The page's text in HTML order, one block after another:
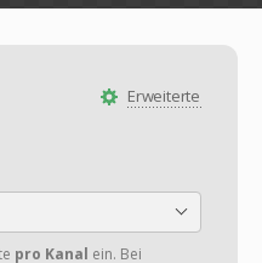
Erweiterte
pro Kanal ein. Bei